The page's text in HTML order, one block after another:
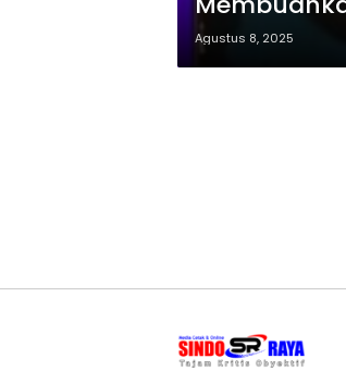
Tersangka
Agustus 8, 2025